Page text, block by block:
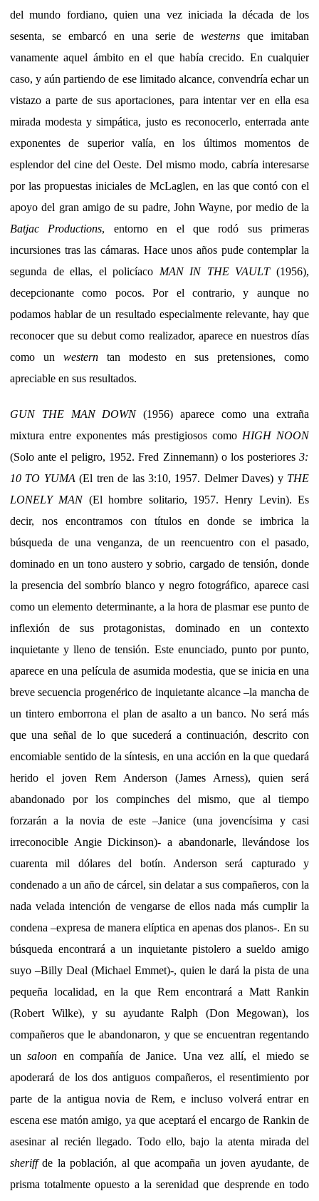
del mundo fordiano, quien una vez iniciada la década de los
sesenta, se embarcó en una serie de westerns que imitaban
vanamente aquel ámbito en el que había crecido. En cualquier
caso, y aún partiendo de ese limitado alcance, convendría echar un
vistazo a parte de sus aportaciones, para intentar ver en ella esa
mirada modesta y simpática, justo es reconocerlo, enterrada ante
exponentes de superior valía, en los últimos momentos de
esplendor del cine del Oeste. Del mismo modo, cabría interesarse
por las propuestas iniciales de McLaglen, en las que contó con el
apoyo del gran amigo de su padre, John Wayne, por medio de la
Batjac Productions, entorno en el que rodó sus primeras
incursiones tras las cámaras. Hace unos años pude contemplar la
segunda de ellas, el policíaco MAN IN THE VAULT(1956),
decepcionante como pocos. Por el contrario, y aunque no
podamos hablar de un resultado especialmente relevante, hay que
reconocer que su debut como realizador, aparece en nuestros días
como un western tan modesto en sus pretensiones, como
apreciable en sus resultados.
GUN THE MAN DOWN(1956) aparece como una extraña
mixtura entre exponentes más prestigiosos como HIGH NOON
(Solo ante el peligro, 1952. Fred Zinnemann) o los posteriores 3:
10 TO YUMA (El tren de las 3:10, 1957. Delmer Daves) y THE
LONELY MAN(El hombre solitario, 1957. Henry Levin). Es
decir, nos encontramos con títulos en donde se imbrica la
búsqueda de una venganza, de un reencuentro con el pasado,
dominado en un tono austero y sobrio, cargado de tensión, donde
la presencia del sombrío blanco y negro fotográfico, aparece casi
como un elemento determinante, a la hora de plasmar ese punto de
inflexión de sus protagonistas, dominado en un contexto
inquietante y lleno de tensión. Este enunciado, punto por punto,
aparece en una película de asumida modestia, que se inicia en una
breve secuencia progenérico de inquietante alcance –la mancha de
un tintero emborrona el plan de asalto a un banco. No será más
que una señal de lo que sucederá a continuación, descrito con
encomiable sentido de la síntesis, en una acción en la que quedará
herido el joven Rem Anderson (James Arness), quien será
abandonado por los compinches del mismo, que al tiempo
forzarán a la novia de este –Janice (una jovencísima y casi
irreconocible Angie Dickinson)- a abandonarle, llevándose los
cuarenta mil dólares del botín. Anderson será capturado y
condenado a un año de cárcel, sin delatar a sus compañeros, con la
nada velada intención de vengarse de ellos nada más cumplir la
condena –expresa de manera elíptica en apenas dos planos-. En su
búsqueda encontrará a un inquietante pistolero a sueldo amigo
suyo –Billy Deal (Michael Emmet)-, quien le dará la pista de una
pequeña localidad, en la que Rem encontrará a Matt Rankin
(Robert Wilke), y su ayudante Ralph (Don Megowan), los
compañeros que le abandonaron, y que se encuentran regentando
unsaloon en compañía de Janice. Una vez allí, el miedo se
apoderará de los dos antiguos compañeros, el resentimiento por
parte de la antigua novia de Rem, e incluso volverá entrar en
escena ese matón amigo, ya que aceptará el encargo de Rankin de
asesinar al recién llegado. Todo ello, bajo la atenta mirada del
sheriffde la población, al que acompaña un joven ayudante, de
prisma totalmente opuesto a la serenidad que desprende en todo